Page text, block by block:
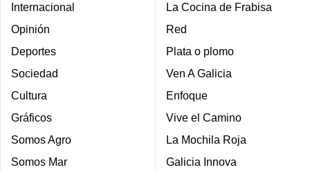
Internacional
Opinión
Deportes
Sociedad
Cultura
Gráficos
Somos Agro
Somos Mar
La Cocina de Frabisa
Red
Plata o plomo
Ven A Galicia
Enfoque
Vive el Camino
La Mochila Roja
Galicia Innova